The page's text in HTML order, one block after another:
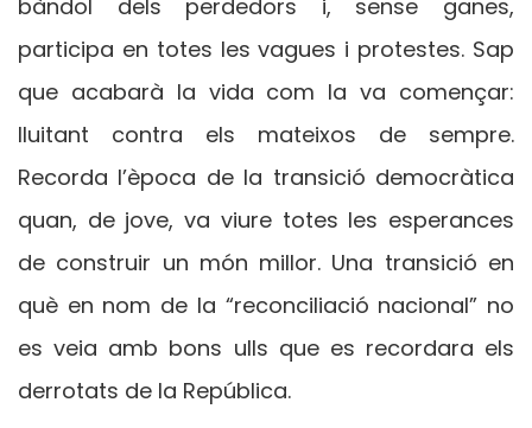
bàndol dels perdedors i, sense ganes,
participa en totes les vagues i protestes. Sap
que acabarà la vida com la va començar:
lluitant contra els mateixos de sempre.
Recorda l’època de la transició democràtica
quan, de jove, va viure totes les esperances
de construir un món millor. Una transició en
què en nom de la “reconciliació nacional” no
es veia amb bons ulls que es recordara els
derrotats de la República.